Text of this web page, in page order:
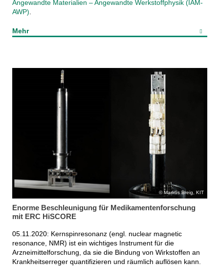
Angewandte Materialien – Angewandte Werkstoffphysik (IAM-
AWP).
Mehr
Markus Breig, KIT
Enorme Beschleunigung für Medikamentenforschung
mit ERC HiSCORE
05.11.2020: Kernspinresonanz (engl. nuclear magnetic
resonance, NMR) ist ein wichtiges Instrument für die
Arzneimittelforschung, da sie die Bindung von Wirkstoffen an
Krankheitserreger quantifizieren und räumlich auflösen kann.